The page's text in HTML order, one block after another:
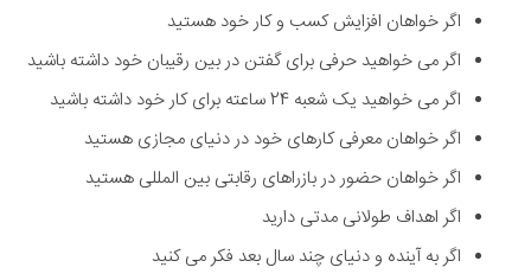
اگر خواهان افزایش کسب و کار خود هستید
اگر می خواهید حرفی برای گفتن در بین رقیبان خود داشته باشید
اگر می خواهید یک شعبه 24 ساعته برای کار خود داشته باشید
اگر خواهان معرفی کارهای خود در دنیای مجازی هستید
اگر خواهان حضور در بازراهای رقابتی بین المللی هستید
اگر اهداف طولانی مدتی دارید
اگر به آینده و دنیای چند سال بعد فکر می کنید